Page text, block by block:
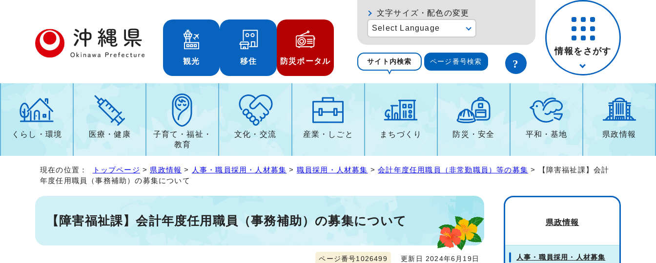
観光 移住 防災ポータル
文字サイズ・配色の変更
Select Language
サイト内検索 ページ番号検索
情報をさがす
くらし・環境 医療・健康
子育て・福祉・
教育
文化・交流 産業・しごと まちづくり 防災・安全 平和・基地 県政情報
現在の位置： トップページ > 県政情報 > 人事・職員採用・人材募集 > 職員採用・人材募集 >会計年度任用職員（非常勤職員）等の募集 > 【障害福祉課】会計
年度任用職員（事務補助）の募集について
【障害福祉課】会計年度任用職員（事務補助）の募集について
ページ番号1026499 更新日 2024年6月19日
県政情報
人事・職員採用・人材募集